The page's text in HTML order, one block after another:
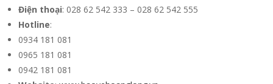
Điện thoại: 028 62 542 333 – 028 62 542 555
Hotline:
0934 181 081
0965 181 081
0942 181 081